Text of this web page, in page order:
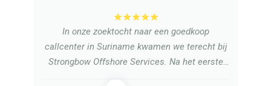
In onze zoektocht naar een goedkoop
callcenter in Suriname kwamen we terecht bij
Strongbow Offshore Services. Na het eerste
gesprek besloten we een pilot te starten.